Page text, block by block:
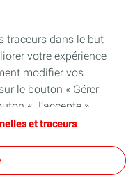
traceurs dans le but
votre expérience
modifier vos
le bouton « Gérer
« J’accepte »,
des cookies. Dans le
du site
vous pouvez
et traceurs